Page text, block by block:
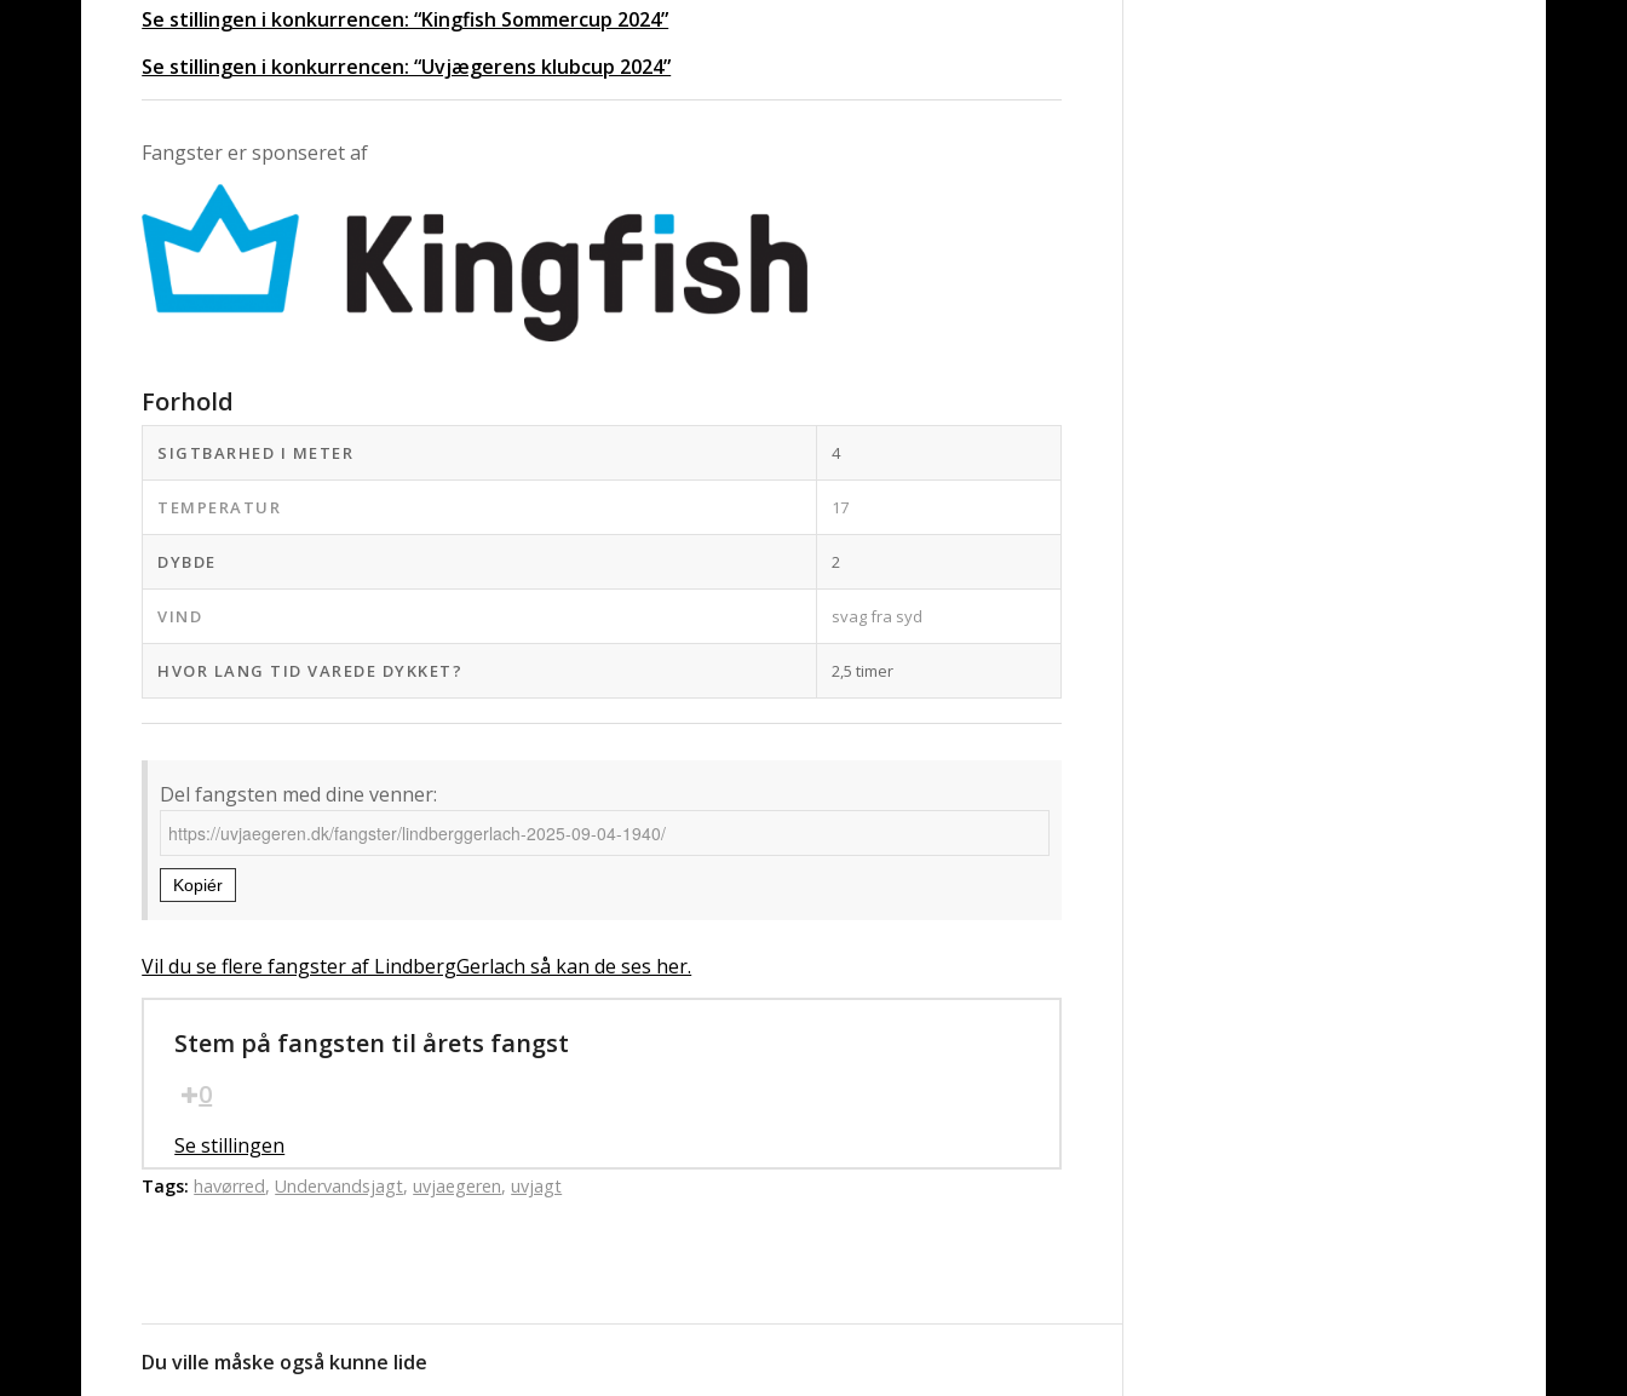
Se stillingen i konkurrencen: “Kingfish Sommercup 2024”
Se stillingen i konkurrencen: “Uvjægerens klubcup 2024”
Fangster er sponseret af
Forhold
SIGTBARHED I METER 4
TEMPERATUR 17
DYBDE 2
VIND svag fra syd
HVOR LANG TID VAREDE DYKKET? 2,5 timer
Del fangsten med dine venner:
Kopiér
Vil du se flere fangster af LindbergGerlach så kan de ses her.
Stem på fangsten til årets fangst
0
Se stillingen
Tags: havørred, Undervandsjagt, uvjaegeren, uvjagt
Du ville måske også kunne lide